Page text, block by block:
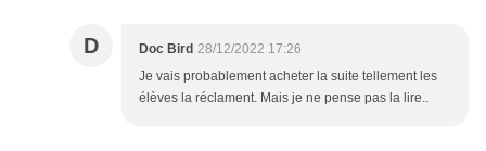
D Doc Bird 28/12/2022 17:26
Je vais probablement acheter la suite tellement les
élèves la réclament. Mais je ne pense pas la lire..